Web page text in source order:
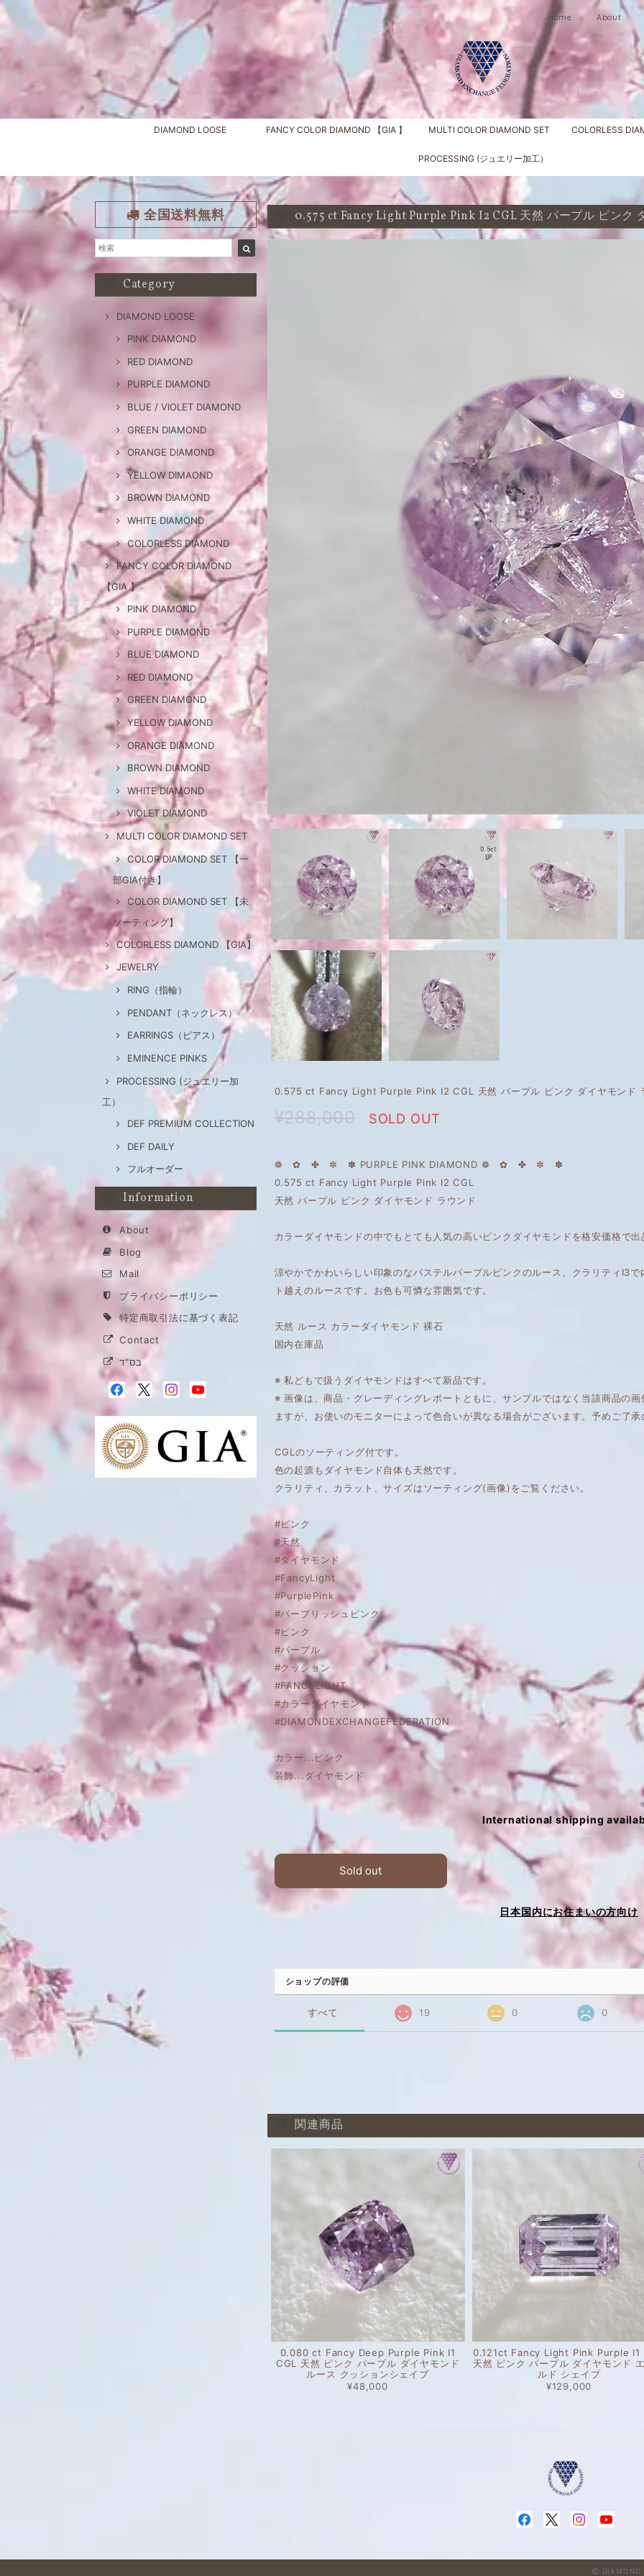
Home About
DIAMOND LOOSE FANCY COLOR DIAMOND 【GIA 】 MULTI COLOR DIAMOND SET COLORLESS
PROCESSING (ジュエリー加工）
全国送料無料
Category
DIAMOND LOOSE
PINK DIAMOND
RED DIAMOND
PURPLE DIAMOND
BLUE / VIOLET DIAMOND
GREEN DIAMOND
ORANGE DIAMOND
YELLOW DIMAOND
BROWN DIAMOND
WHITE DIAMOND
COLORLESS DIAMOND
FANCY COLOR DIAMOND
【GIA 】
PINK DIAMOND
PURPLE DIAMOND
BLUE DIAMOND
RED DIAMOND
GREEN DIAMOND
YELLOW DIAMOND
ORANGE DIAMOND
BROWN DIAMOND
WHITE DIAMOND
VIOLET DIAMOND
MULTI COLOR DIAMOND SET
COLOR DIAMOND SET 【一
部GIA付き】
COLOR DIAMOND SET 【未
ソーティング】
COLORLESS DIAMOND 【GIA】
JEWELRY
RING（指輪）
PENDANT（ネックレス）
EARRINGS（ピアス）
EMINENCE PINKS
PROCESSING (ジュエリー加
工）
DEF PREMIUM COLLECTION
DEF DAILY
フルオーダー
Information
About
Blog
Mail
プライバシーポリシー
特定商取引法に基づく表記
Contact
בס"ד
0.575 ct Fancy Light Purple Pink I2 CGL 天然 パープル ピンク
0.575 ct Fancy Light Purple Pink I2 CGL 天然 パープル ピンク ダイヤモンド
¥288,000 SOLD OUT
❁ ✿ ✤ ✼ ✽ PURPLE PINK DIAMOND ❁ ✿ ✤ ✼ ✽
0.575 ct Fancy Light Purple Pink I2 CGL
天然 パープル ピンク ダイヤモンド ラウンド
カラーダイヤモンドの中でもとても人気の高いピンクダイヤモンドを格安価格で
涼やかでかわいらしい印象のなパステルパープルピンクのルース。クラリティI3
ト越えのルースです。お色も可憐な雰囲気です。
天然 ルース カラーダイヤモンド 裸石
国内在庫品
※ 私どもで扱うダイヤモンドはすべて新品です。
※ 画像は、商品・グレーディングレポートともに、サンプルではなく当該商品の
ますが、お使いのモニターによって色合いが異なる場合がございます。予めご了
CGLのソーティング付です。
色の起源もダイヤモンド自体も天然です。
クラリティ、カラット、サイズはソーティング(画像)をご覧ください。
#ピンク
#天然
#ダイヤモンド
#FancyLight
#PurplePink
#パープリッシュピンク
#ピンク
#パープル
#クッション
#FANCYLIGHT
#カラーダイヤモンド
#DIAMONDEXCHANGEFEDERATION
カラー...ピンク
装飾...ダイヤモンド
International shipping
Sold out
日本国内にお住まいの方向け
ショップの評価
すべて 19 0 0
関連商品
0.080 ct Fancy Deep Purple Pink I1
CGL 天然 ピンク パープル ダイヤモンド
ルース クッションシェイプ
¥48,000
0.121ct Fancy Light Pink Purple I1
天然 ピンク パープル ダイヤモンド
ルド シェイプ
¥129,000
DIAMOND